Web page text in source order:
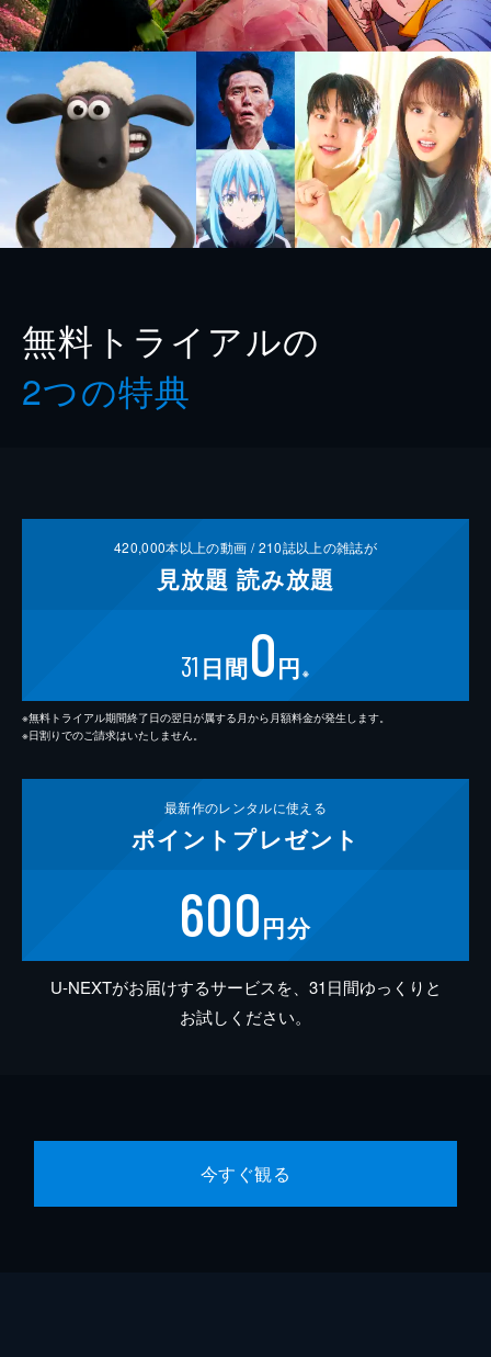
無料トライアルの
2つの特典
420,000本以上の動画 /210誌以上の雑誌が
見放題 読み放題
31 日間0円 ※
※無料トライアル期間終了日の翌日が属する月から月額料金が発生します。
※日割りでのご請求はいたしません。
最新作のレンタルに使える
ポイント プレゼント
600円分
U-NEXTがお届けするサービスを、31日間ゆっくりと
お試しください。
今すぐ観る